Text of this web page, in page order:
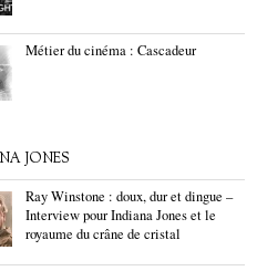
Métier du cinéma : Cascadeur
JONES
Ray Winstone : doux, dur et dingue –
Interview pour Indiana Jones et le
royaume du crâne de cristal